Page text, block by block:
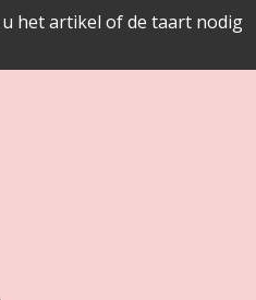
het artikel of de taart nodig